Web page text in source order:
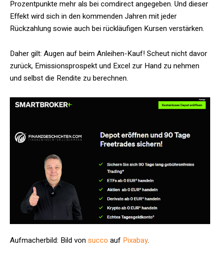
Prozentpunkte mehr als bei comdirect angegeben. Und dieser
Effekt wird sich in den kommenden Jahren mit jeder
Rückzahlung sowie auch bei rückläufigen Kursen verstärken.
Daher gilt: Augen auf beim Anleihen-Kauf! Scheut nicht davor
zurück, Emissionsprospekt und Excel zur Hand zu nehmen
und selbst die Rendite zu berechnen.
Aufmacherbild: Bild vonsucco auf Pixabay.